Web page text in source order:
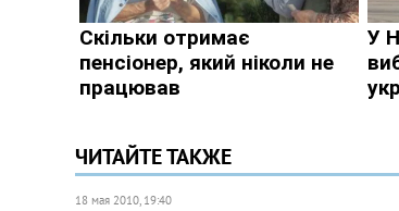
ЧИТАЙТЕ ТАКЖЕ
18 мая 2010, 19:40